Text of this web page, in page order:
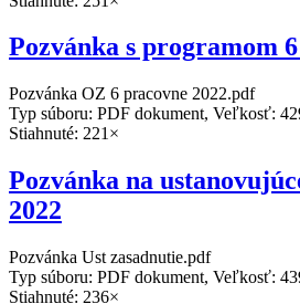
Pozvánka s programom 6
Pozvánka OZ 6 pracovne 2022.pdf
Typ súboru: PDF dokument, Veľkosť:
Stiahnuté: 221×
Pozvánka na
2022
Pozvánka Ust zasadnutie.pdf
Typ súboru: PDF dokument, Veľkosť:
Stiahnuté: 236×